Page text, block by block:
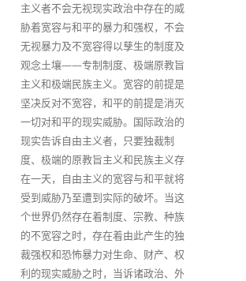
主义者不会无视现实政治中存在的威
胁着宽容与和平的暴力和强权，不会
无视暴力及不宽容得以孳生的制度及
观念土壤——专制制度、极端原教旨
主义和极端民族主义。宽容的前提是
坚决反对不宽容，和平的前提是消灭
一切对和平的现实威胁。国际政治的
现实告诉自由主义者，只要独裁制
度、极端的原教旨主义和民族主义存
在一天，自由主义的宽容与和平就将
受到威胁乃至遭到实际的破坏。当这
个世界仍然存在着制度、宗教、种族
的不宽容之时，存在着由此产生的独
裁强权和恐怖暴力对生命、财产、权
利的现实威胁之时，当诉诸政治、外